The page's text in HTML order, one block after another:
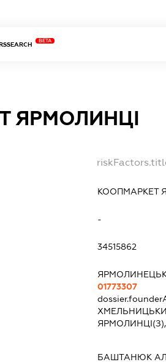
BETA
ЯРМОЛИНЦІ
КООПМАРКЕТ
-
34515862
01773307
БАШТАНЮК